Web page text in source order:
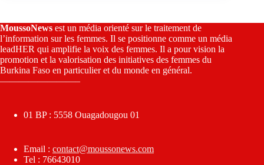
MoussoNews est un média orienté sur le traitement de
l’information sur les femmes. Il se positionne comme un média
leadHER qui amplifie la voix des femmes. Il a pour vision la
promotion et la valorisation des initiatives des femmes du
Burkina Faso en particulier et du monde en général.
————————–
01 BP : 5558 Ouagadougou 01
Email : contact@moussonews.com
Tel : 76643010